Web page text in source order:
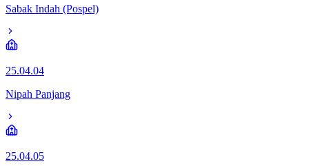
Sabak Indah (Pospel)
25.04.04
Nipah Panjang
25.04.05